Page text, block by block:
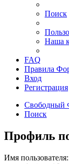
Поиск
Наша
FAQ
Правила
Вход
Регистрация
Свободный
Поиск
Профиль
Имя пользователя: